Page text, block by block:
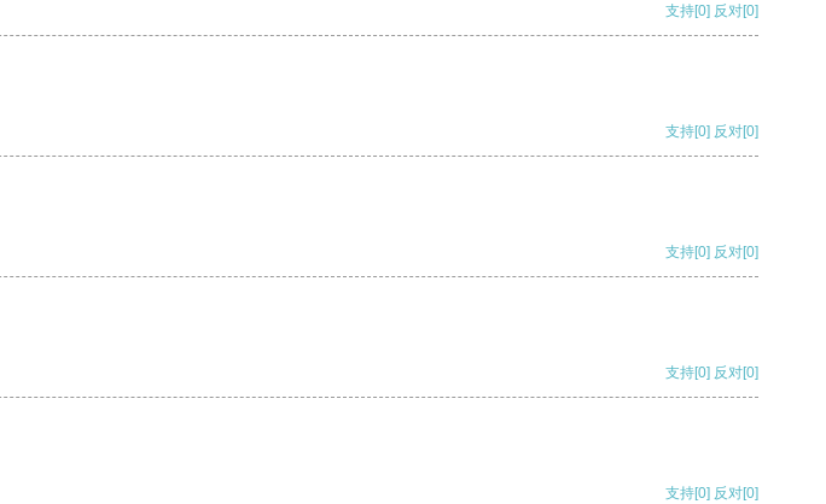
支持[0] 反对[0]
支持[0] 反对[0]
支持[0] 反对[0]
支持[0] 反对[0]
支持[0] 反对[0]